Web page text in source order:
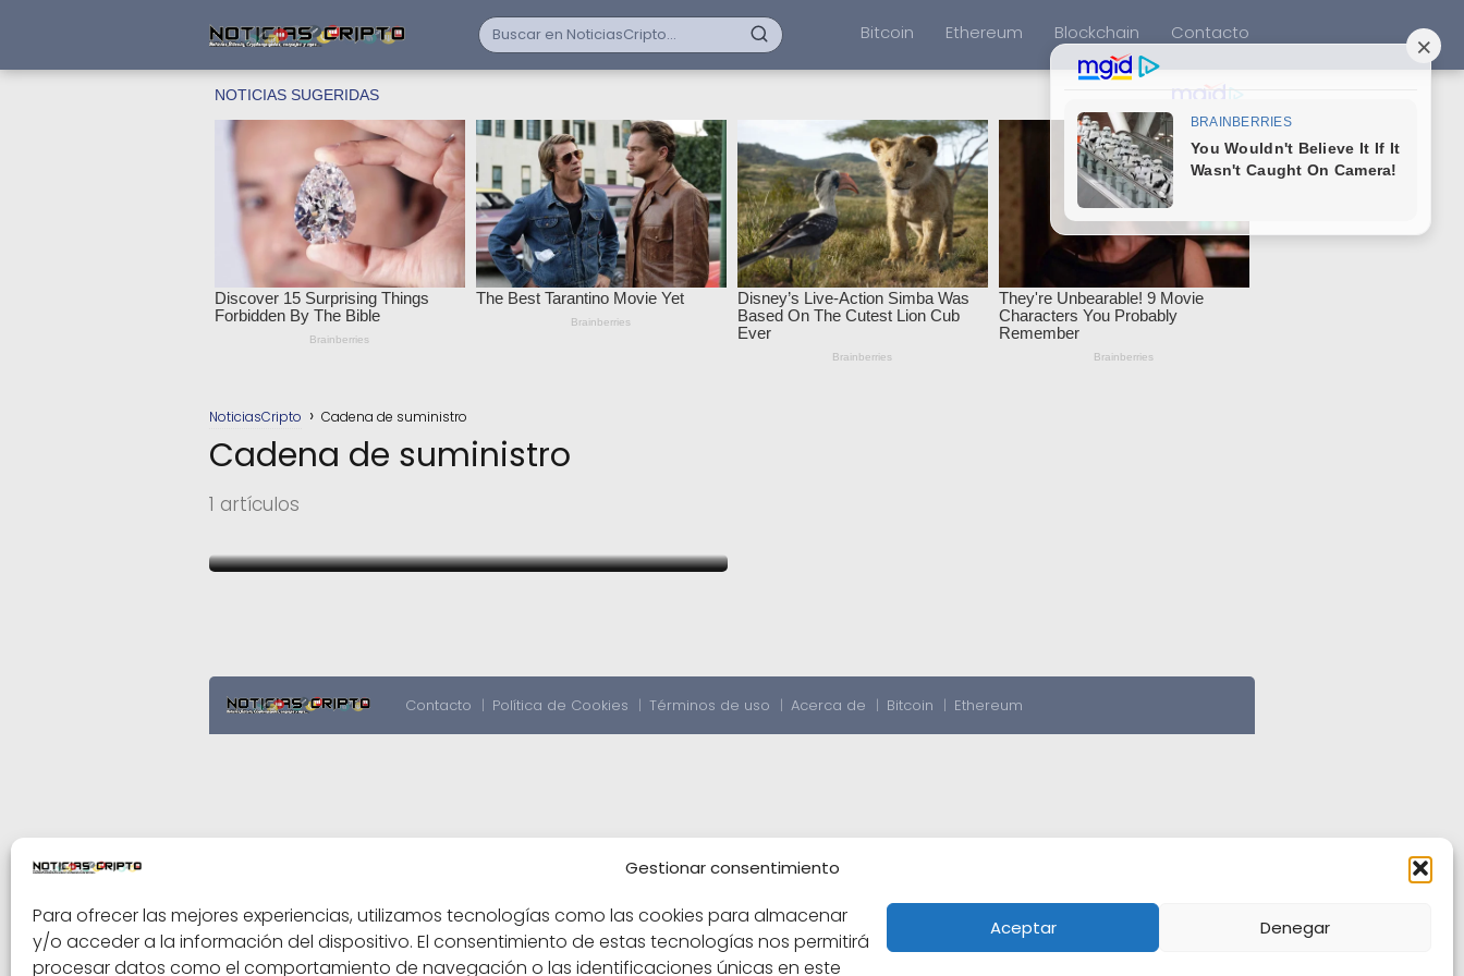
Gestionar consentimiento
Para ofrecer las mejores experiencias, utilizamos tecnologías como las cookies para almacenar
y/o acceder a la información del dispositivo. El consentimiento de estas tecnologías nos permitirá
procesar datos como el comportamiento de navegación o las identificaciones únicas en este
Aceptar Denegar
Bitcoin Ethereum Blockchain Contacto
NoticiasCripto Cadena de suministro
Cadena de suministro
1 artículos
ACG tiene como objetivo mejorar la
cadena de suministro farmacéutico con
Contacto Política de Cookies Términos de uso Acerca de Bitcoin Ethereum